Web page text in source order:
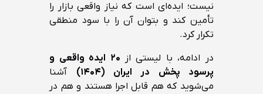
نیست؛ ایده‌ای است که نیاز واقعی بازار را
تأمین کند و بتوان آن را با سود منطقی
تکرار کرد.
در ادامه، با لیستی از
۲۰ ایده واقعی و
پرسود پخش در ایران (۱۴۰۴)
آشنا
می‌شوید که هم قابل اجرا هستند و هم در